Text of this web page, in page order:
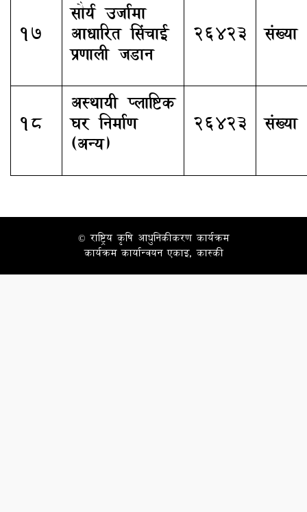
17
सौर्य उर्जामा
आधारित सिंचाई
प्रणाली जडान
26423 संख्या
18
अस्थायी प्लाष्टिक
घर निर्माण
(अन्य)
26423 संख्या
© राष्ट्रिय कृषि आधुनिकीकरण कार्यक्रम
कार्यक्रम कार्यान्वयन एकाइ, कास्की